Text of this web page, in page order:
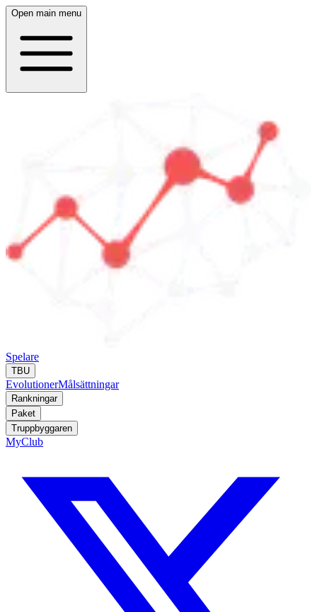
Open main menu
Spelare
TBU
EvolutionerMålsättningar
Rankningar
Paket
Truppbyggaren
MyClub